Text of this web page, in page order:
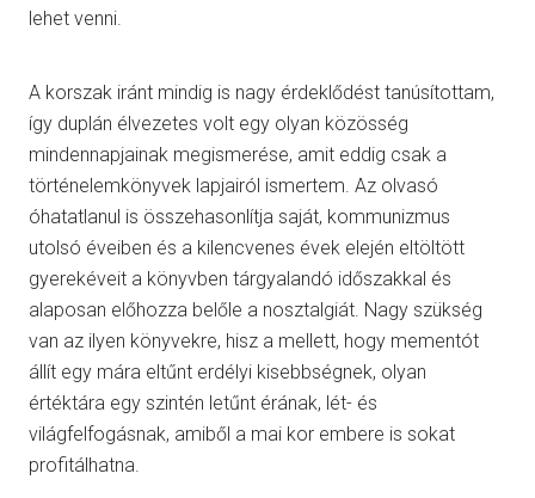
lehet venni.
A korszak iránt mindig is nagy érdeklődést tanúsítottam,
így duplán élvezetes volt egy olyan közösség
mindennapjainak megismerése, amit eddig csak a
történelemkönyvek lapjairól ismertem. Az olvasó
óhatatlanul is összehasonlítja saját, kommunizmus
utolsó éveiben és a kilencvenes évek elején eltöltött
gyerekéveit a könyvben tárgyalandó időszakkal és
alaposan előhozza belőle a nosztalgiát. Nagy szükség
van az ilyen könyvekre, hisz a mellett, hogy mementót
állít egy mára eltűnt erdélyi kisebbségnek, olyan
értéktára egy szintén letűnt érának, lét- és
világfelfogásnak, amiből a mai kor embere is sokat
profitálhatna.